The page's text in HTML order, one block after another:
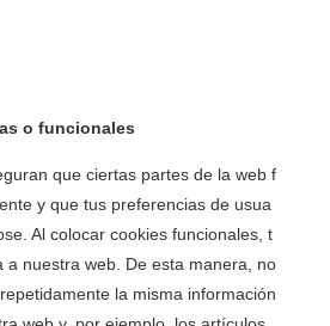
o funcionales
que ciertas partes de la web f
y que tus preferencias de usua
Al colocar cookies funcionales, t
a nuestra web. De esta manera, no
la misma información